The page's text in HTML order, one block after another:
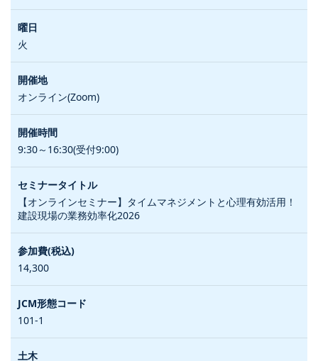
火
オンライン(Zoom)
9:30～16:30(受付9:00)
【オンラインセミナー】タイムマネジメントと心理有効活用！
建設現場の業務効率化2026
14,300
101-1